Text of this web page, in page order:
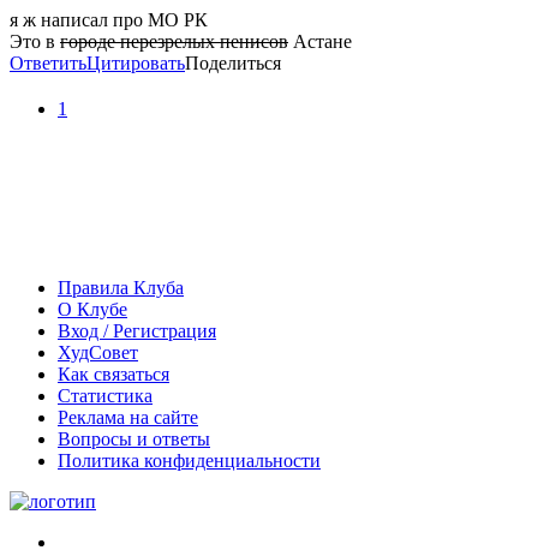
я ж написал про МО РК
Это в городе перезрелых пенисов Астане
ОтветитьЦитироватьПоделиться
1
Правила Клуба
О Клубе
Вход / Регистрация
ХудСовет
Как связаться
Статистика
Реклама на сайте
Вопросы и ответы
Политика конфиденциальности